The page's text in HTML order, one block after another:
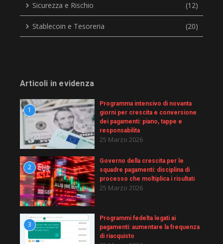
Sicurezza e Rischio (12)
Stablecoin e Tesoreria (20)
Articoli in evidenza
1
Programma intensivo di novanta
giorni per crescita e conversione
dei pagamenti: piano, tappe e
responsabilita
25 Marzo 2026
2
Governo della crescita per le
squadre pagamenti: disciplina di
processo che moltiplica i risultati
25 Marzo 2026
3
Programmi fedelta legati ai
pagamenti: aumentare la frequenza
di riacquisto